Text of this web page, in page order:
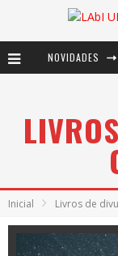
NOVIDADES
Inicial Livros de